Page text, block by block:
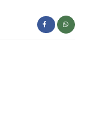
Territorial -